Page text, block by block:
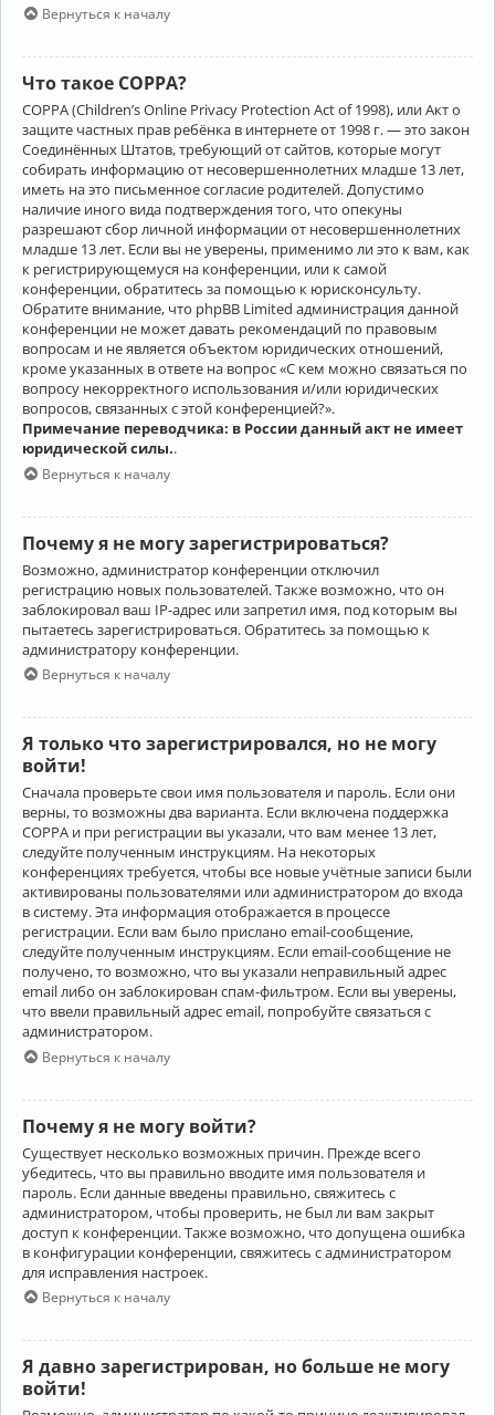
Вернуться к началу
Что такое COPPA?
COPPA (Children’s Online Privacy Protection Act of 1998), или Акт о
защите частных прав ребёнка в интернете от 1998 г. — это закон
Соединённых Штатов, требующий от сайтов, которые могут
собирать информацию от несовершеннолетних младше 13 лет,
иметь на это письменное согласие родителей. Допустимо
наличие иного вида подтверждения того, что опекуны
разрешают сбор личной информации от несовершеннолетних
младше 13 лет. Если вы не уверены, применимо ли это к вам, как
к регистрирующемуся на конференции, или к самой
конференции, обратитесь за помощью к юрисконсульту.
Обратите внимание, что phpBB Limited администрация данной
конференции не может давать рекомендаций по правовым
вопросам и не является объектом юридических отношений,
кроме указанных в ответе на вопрос «С кем можно связаться по
вопросу некорректного использования и/или юридических
вопросов, связанных с этой конференцией?».
Примечание переводчика: в России данный акт не имеет
юридической силы..
Вернуться к началу
Почему я не могу зарегистрироваться?
Возможно, администратор конференции отключил
регистрацию новых пользователей. Также возможно, что он
заблокировал ваш IP-адрес или запретил имя, под которым вы
пытаетесь зарегистрироваться. Обратитесь за помощью к
администратору конференции.
Вернуться к началу
Я только что зарегистрировался, но не могу
войти!
Сначала проверьте свои имя пользователя и пароль. Если они
верны, то возможны два варианта. Если включена поддержка
COPPA и при регистрации вы указали, что вам менее 13 лет,
следуйте полученным инструкциям. На некоторых
конференциях требуется, чтобы все новые учётные записи были
активированы пользователями или администратором до входа
в систему. Эта информация отображается в процессе
регистрации. Если вам было прислано email-сообщение,
следуйте полученным инструкциям. Если email-сообщение не
получено, то возможно, что вы указали неправильный адрес
email либо он заблокирован спам-фильтром. Если вы уверены,
что ввели правильный адрес email, попробуйте связаться с
администратором.
Вернуться к началу
Почему я не могу войти?
Существует несколько возможных причин. Прежде всего
убедитесь, что вы правильно вводите имя пользователя и
пароль. Если данные введены правильно, свяжитесь с
администратором, чтобы проверить, не был ли вам закрыт
доступ к конференции. Также возможно, что допущена ошибка
в конфигурации конференции, свяжитесь с администратором
для исправления настроек.
Вернуться к началу
Я давно зарегистрирован, но больше не могу
войти!